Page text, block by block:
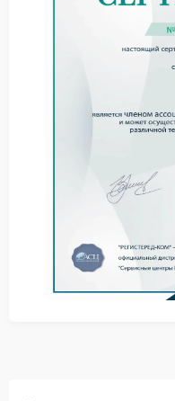
Перед обращением к
выполнить простые
Отключить
Проверить
Исключить
Обращение
Сервисный центр
состояния
участков.
что обеспечивает